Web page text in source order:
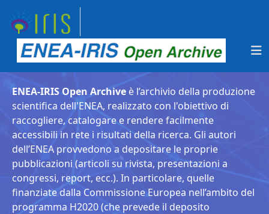
ENEA-IRIS Open Archive è l’archivio della produzione
scientifica dell'ENEA, realizzato con l'obiettivo di
raccogliere, catalogare e rendere facilmente
accessibili in rete i risultati della ricerca. Gli autori
dell’ENEA provvedono a depositare le proprie
pubblicazioni (articoli su rivista, presentazioni a
congressi, report, ecc.). In particolare, quelle
finanziate dalla Commissione Europea nell’ambito del
programma H2020 (che prevede il deposito